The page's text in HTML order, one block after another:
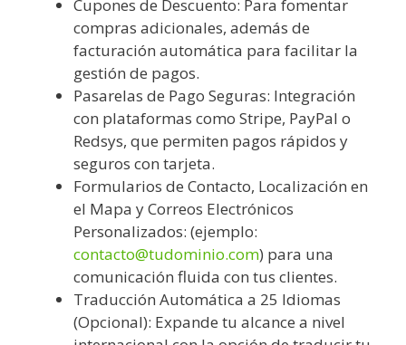
Cupones de Descuento: Para fomentar
compras adicionales, además de
facturación automática para facilitar la
gestión de pagos.
Pasarelas de Pago Seguras: Integración
con plataformas como Stripe, PayPal o
Redsys, que permiten pagos rápidos y
seguros con tarjeta.
Formularios de Contacto, Localización en
el Mapa y Correos Electrónicos
Personalizados: (ejemplo:
contacto@tudominio.com) para una
comunicación fluida con tus clientes.
Traducción Automática a 25 Idiomas
(Opcional): Expande tu alcance a nivel